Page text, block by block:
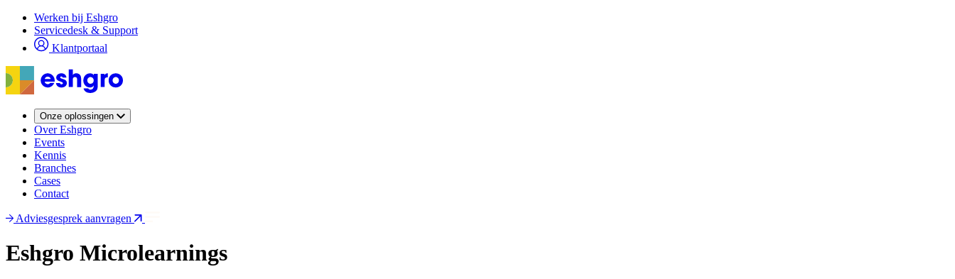
Overslaan
inhoud
gaan
Werken bij Eshgro
Servicedesk & Support
Klantportaal
Onze oplossingen
Over Eshgro
Events
Kennis
Branches
Cases
Contact
Adviesgesprek aanvragen
Eshgro Microlearnings